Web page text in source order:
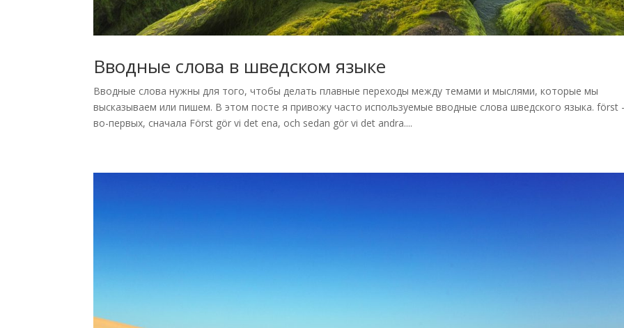
Вводные слова в шведском языке
Вводные слова нужны для того, чтобы делать плавные переходы между темами и мыслями, которые мы
высказываем или пишем. В этом посте я привожу часто используемые вводные слова шведского языка. först
во-первых, сначала Först gör vi det ena, och sedan gör vi det andra....